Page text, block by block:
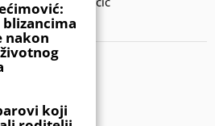
blizancima
nakon
koji